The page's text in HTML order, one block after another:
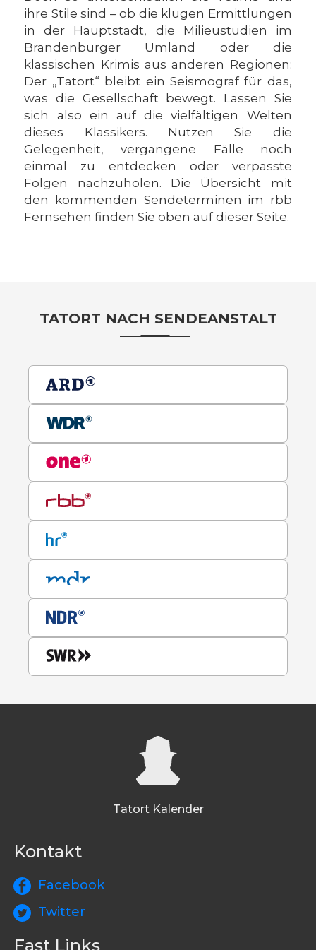
ihre Stile sind – ob die klugen Ermittlungen
in der Hauptstadt, die Milieustudien im
Brandenburger Umland oder die
klassischen Krimis aus anderen Regionen:
Der „Tatort“ bleibt ein Seismograf für das,
was die Gesellschaft bewegt. Lassen Sie
sich also ein auf die vielfältigen Welten
dieses Klassikers. Nutzen Sie die
Gelegenheit, vergangene Fälle noch
einmal zu entdecken oder verpasste
Folgen nachzuholen. Die Übersicht mit
den kommenden Sendeterminen im rbb
Fernsehen finden Sie oben auf dieser Seite.
TATORT NACH SENDEANSTALT
Tatort Kalender
Kontakt
Facebook
Twitter
Fast Links